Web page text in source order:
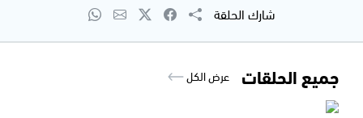
شارك الحلقة
جميع الحلقات عرض الكل